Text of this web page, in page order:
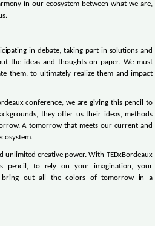
in our ecosystem between what we are,
in debate, taking part in solutions and
the ideas and thoughts on paper. We must
them, to ultimately realize them and impact
conference, we are giving this pencil to
they offer us their ideas, methods
A tomorrow that meets our current and
unlimited creative power. With TEDxBordeaux
pencil, to rely on your imagination, your
bring out all the colors of tomorrow in a